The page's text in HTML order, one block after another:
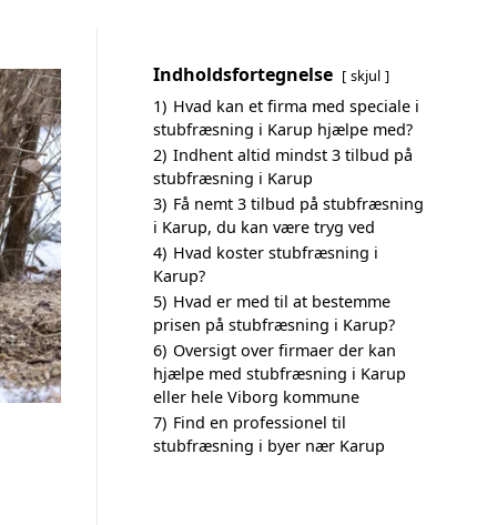
Indholdsfortegnelse skjul
1) Hvad kan et firma med speciale i
stubfræsning i Karup hjælpe med?
2) Indhent altid mindst 3 tilbud på
stubfræsning i Karup
3) Få nemt 3 tilbud på stubfræsning
i Karup, du kan være tryg ved
4) Hvad koster stubfræsning i
Karup?
5) Hvad er med til at bestemme
prisen på stubfræsning i Karup?
6) Oversigt over firmaer der kan
hjælpe med stubfræsning i Karup
eller hele Viborg kommune
7) Find en professionel til
stubfræsning i byer nær Karup